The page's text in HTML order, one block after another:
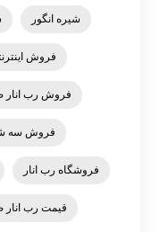
شیره انگور
فروش
فروش رب انار
فروش سه
فروشگاه رب انار
قیمت رب انار